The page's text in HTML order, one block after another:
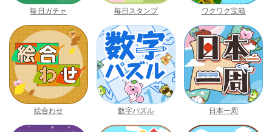
毎日ガチャ 毎日スタンプ ワクワク宝箱
絵合わせ 数字パズル 日本一周